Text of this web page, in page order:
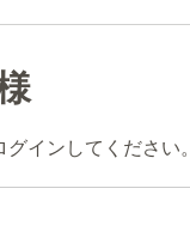
インしてください。